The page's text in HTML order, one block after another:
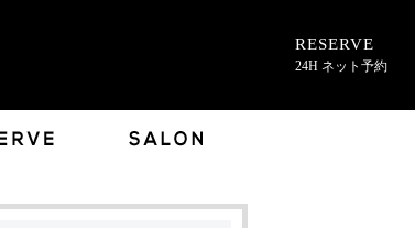
RESERVE
24H ネット予約